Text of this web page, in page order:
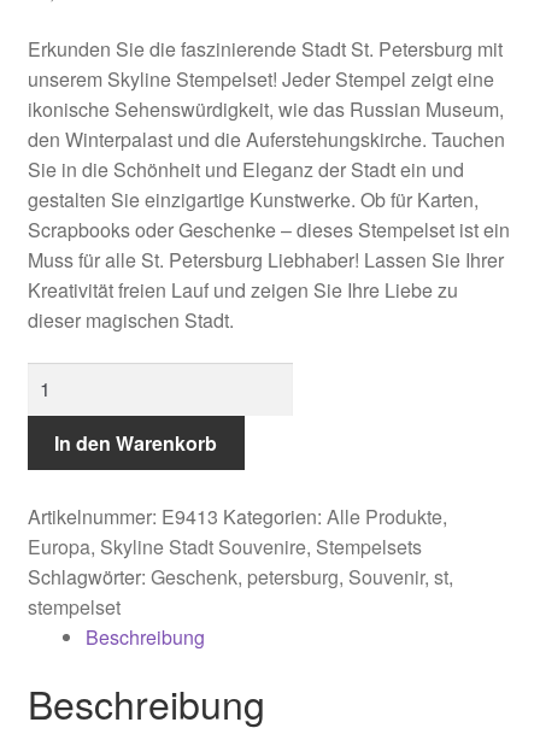
Erkunden Sie die faszinierende Stadt St. Petersburg mit
unserem Skyline Stempelset! Jeder Stempel zeigt eine
ikonische Sehenswürdigkeit, wie das Russian Museum,
den Winterpalast und die Auferstehungskirche. Tauchen
Sie in die Schönheit und Eleganz der Stadt ein und
gestalten Sie einzigartige Kunstwerke. Ob für Karten,
Scrapbooks oder Geschenke – dieses Stempelset ist ein
Muss für alle St. Petersburg Liebhaber! Lassen Sie Ihrer
Kreativität freien Lauf und zeigen Sie Ihre Liebe zu
dieser magischen Stadt.
Petersburg
Stempel
In den Warenkorb
Artikelnummer: E9413 Kategorien: Alle Produkte,
Europa, Skyline Stadt Souvenire, Stempelsets
Schlagwörter: Geschenk, petersburg, Souvenir, st,
stempelset
Beschreibung
Beschreibung